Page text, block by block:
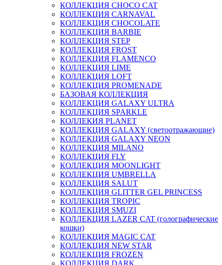
КОЛЛЕКЦИЯ CHOCO CAT
КОЛЛЕКЦИЯ CARNAVAL
КОЛЛЕКЦИЯ CHOCOLATE
КОЛЛЕКЦИЯ BARBIE
КОЛЛЕКЦИЯ STEP
КОЛЛЕКЦИЯ FROST
КОЛЛЕКЦИЯ FLAMENCO
КОЛЛЕКЦИЯ LIME
КОЛЛЕКЦИЯ LOFT
КОЛЛЕКЦИЯ PROMENADE
БАЗОВАЯ КОЛЛЕКЦИЯ
КОЛЛЕКЦИЯ GALAXY ULTRA
КОЛЛЕКЦИЯ SPARKLE
КОЛЛЕКИЯ PLANET
КОЛЛЕКЦИЯ GALAXY (светоотражающие)
КОЛЛЕКЦИЯ GALAXY NEON
КОЛЛЕКЦИЯ MILANO
КОЛЛЕКЦИЯ FLY
КОЛЛЕКЦИЯ MOONLIGHT
КОЛЛЕКЦИЯ UMBRELLA
КОЛЛЕКЦИЯ SALUT
КОЛЛЕКЦИЯ GLITTER GEL PRINCESS
КОЛЛЕКЦИЯ TROPIC
КОЛЛЕКЦИЯ SMUZI
КОЛЛЕКЦИЯ LAZER CAT (голографические
кошки)
КОЛЛЕКЦИЯ MAGIC CAT
КОЛЛЕКЦИЯ NEW STAR
КОЛЛЕКЦИЯ FROZEN
КОЛЛЕКЦИЯ DARK